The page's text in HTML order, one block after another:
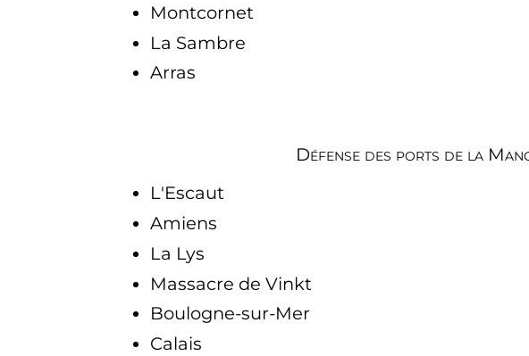
Montcornet
La Sambre
Arras
Défense des ports de la
L'Escaut
Amiens
La Lys
Massacre de Vinkt
Boulogne-sur-Mer
Calais